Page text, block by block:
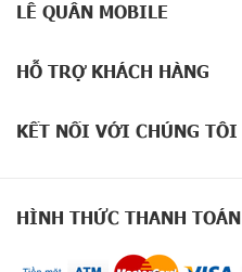
LÊ QUÂN MOBILE
HỖ TRỢ KHÁCH HÀNG
KẾT NỐI VỚI CHÚNG TÔI
HÌNH THỨC THANH TOÁN